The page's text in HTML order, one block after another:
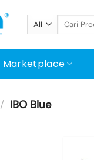
Pencarian
Marketplace
/ IBO Blue